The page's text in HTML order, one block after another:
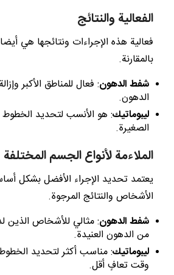
الفعالية والنتائج
فعالية هذه الإجراءات ونتائجها هي
بالمقارنة.
شفط الدهون: فعال للمناطق الأكبر
الدهون.
ليبوماتيك: هو الأنسب لتحديد الخطوط
الصغيرة.
الملاءمة لأنواع الجسم المختلفة
يعتمد تحديد الإجراء الأفضل بشكل
الأشخاص والنتائج المرجوة.
شفط الدهون: مثالي للأشخاص الذين
من الدهون العنيدة.
ليبوماتيك: مناسب أكثر لتحديد
وقت تعافٍ أقل.